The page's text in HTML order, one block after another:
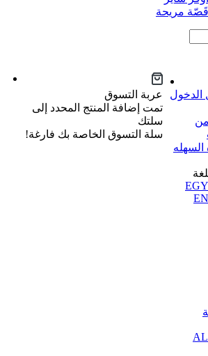
قَصّة مريحة
الدخول
السهله
EGY
EN
عربة التسوق
تمت إضافة المنتج المحدد إلى
سلتك
سلة التسوق الخاصة بك فارغة!